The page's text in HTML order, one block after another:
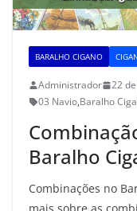
BARALHO CIGANO
Administrador
22
03 Navio,Baralho
Baralho
Combinações no